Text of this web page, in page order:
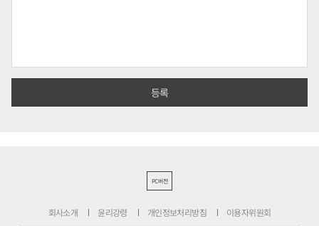
PC버전
회사소개 윤리강령 개인정보처리방침 이용자위원회